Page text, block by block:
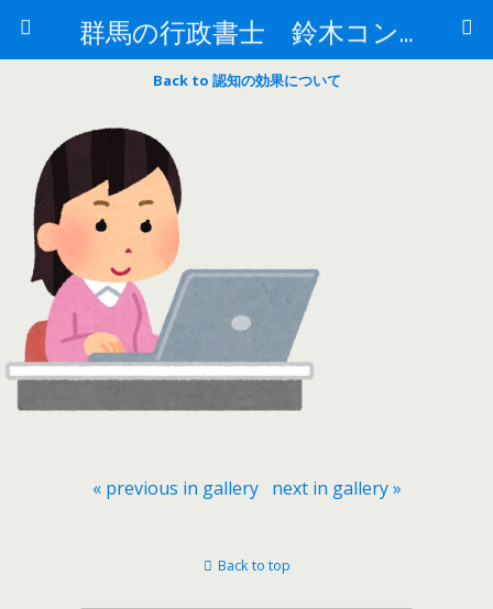
群馬の行政書士 鈴木コンサルもすなるブログ
Back to 認知の効果について
« previous in gallery next in gallery »
Back to top